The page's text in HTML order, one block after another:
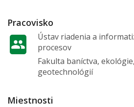
Pracovisko
Ústav riadenia a
procesov
Fakulta baníctva,
geotechnológií
Miestnosti